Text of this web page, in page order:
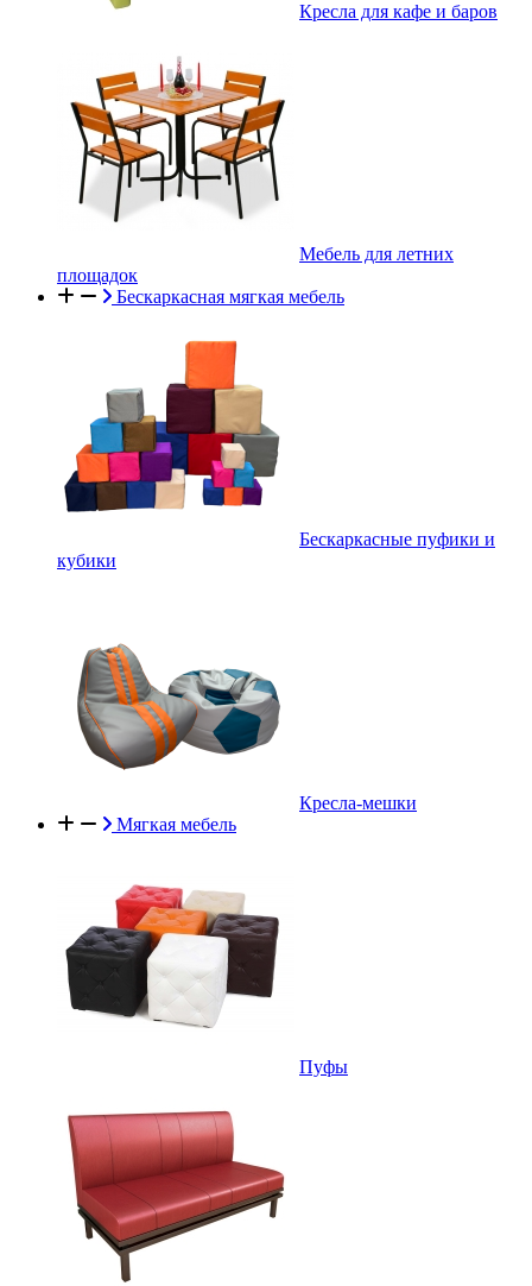
Кресла для кафе и баров
Мебель для летних
площадок
Бескаркасная мягкая мебель
Бескаркасные пуфики и
кубики
Кресла-мешки
Мягкая мебель
Пуфы